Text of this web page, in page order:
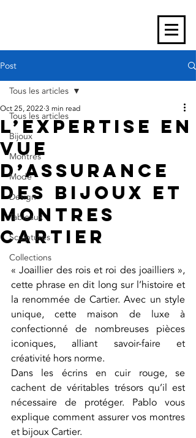
Post
Tous les articles
Bijoux
Montres
Mode
Design
Tableaux
Sculptures
Collections
Tous les articles
L’expertise en
vue
d’assurance
des bijoux et
montres
Cartier
Oct 25, 2022 3 min read
« Joaillier des rois et roi des joailliers »,
cette phrase en dit long sur l’histoire et
la renommée de Cartier. Avec un style
unique, cette maison de luxe à
confectionné de nombreuses pièces
iconiques, alliant savoir-faire et
créativité hors norme.
Dans les écrins en cuir rouge, se
cachent de véritables trésors qu’il est
nécessaire de protéger. Pablo vous
explique comment assurer vos montres
et bijoux Cartier.